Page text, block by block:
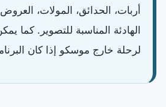
أربات، الحدائق، المولات،
الهادئة المناسبة للتصوير. كما
لرحلة خارج موسكو إذا كان